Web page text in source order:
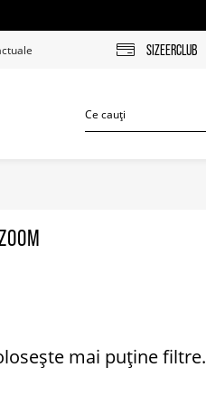
SIZEERCLUB
mai puține filtre.